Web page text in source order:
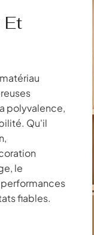
polyvalence,
Qu'il
le
fiables.